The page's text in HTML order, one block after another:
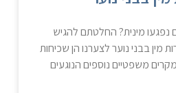
נפגעו מינית? החלטתם להגיש
מין בבני נוער לצערנו הן שכיחות
משפטיים נוספים הנוגעים